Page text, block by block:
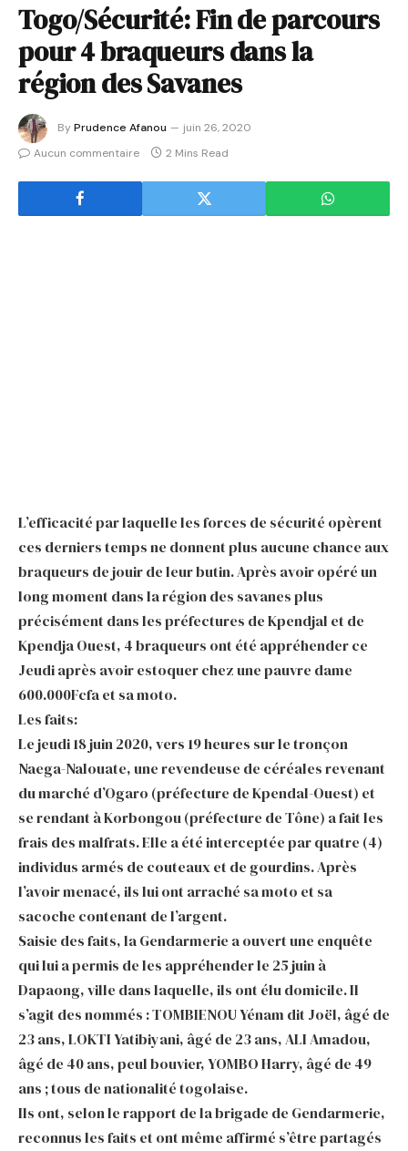
Togo/Sécurité: Fin de parcours
pour 4 braqueurs dans la
région des Savanes
ByPrudence Afanou
juin 26, 2020
Aucun commentaire
2 Mins Read
L’efficacité par laquelle les forces de sécurité opèrent
ces derniers temps ne donnent plus aucune chance aux
braqueurs de jouir de leur butin. Après avoir opéré un
long moment dans la région des savanes plus
précisément dans les préfectures de Kpendjal et de
Kpendja Ouest, 4 braqueurs ont été appréhender ce
Jeudi après avoir estoquer chez une pauvre dame
600.000Fcfa et sa moto.
Les faits:
Le jeudi 18 juin 2020, vers 19 heures sur le tronçon
Naega-Nalouate, une revendeuse de céréales revenant
du marché d’Ogaro (préfecture de Kpendal-Ouest) et
se rendant à Korbongou (préfecture de Tône) a fait les
frais des malfrats. Elle a été interceptée par quatre (4)
individus armés de couteaux et de gourdins. Après
l’avoir menacé, ils lui ont arraché sa moto et sa
sacoche contenant de l’argent.
Saisie des faits, la Gendarmerie a ouvert une enquête
qui lui a permis de les appréhender le 25 juin à
Dapaong, ville dans laquelle, ils ont élu domicile. Il
s’agit des nommés : TOMBIENOU Yénam dit Joël, âgé de
23 ans, LOKTI Yatibiyani, âgé de 23 ans, ALI Amadou,
âgé de 40 ans, peul bouvier, YOMBO Harry, âgé de 49
ans ; tous de nationalité togolaise.
Ils ont, selon le rapport de la brigade de Gendarmerie,
reconnus les faits et ont même affirmé s’être partagés